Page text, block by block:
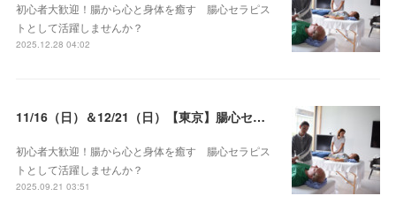
初心者大歓迎！腸から心と身体を癒す 腸心セラピス
トとして活躍しませんか？
2025.12.28 04:02
11/16（日）＆12/21（日）【東京】腸心セラピスト養成コース《２日間コース》開講決定
初心者大歓迎！腸から心と身体を癒す 腸心セラピス
トとして活躍しませんか？
2025.09.21 03:51